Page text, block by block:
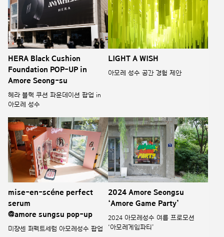
HERA Black Cushion
Foundation POP-UP in
Amore Seong-su
헤라 블랙 쿠션 파운데이션 팝업 in
아모레 성수
LIGHT A WISH
아모레 성수 공간 경험 제안
mise-en-scéne perfect
serum
@amore sungsu pop-up
미쟝센 퍼펙트세럼 아모레성수 팝업
2024 Amore Seongsu
‘Amore Game Party’
2024 아모레성수 여름 프로모션
‘아모레게임파티’